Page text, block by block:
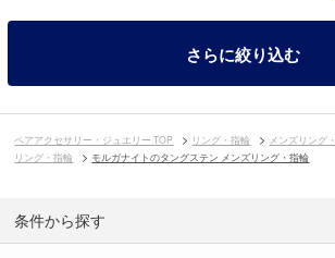
さらに絞り込む
ペアアクセサリー・ジュエリー TOP リング・指輪 メンズリング
リング・指輪
モルガナイトのタングステン メンズリング・指輪
条件から探す